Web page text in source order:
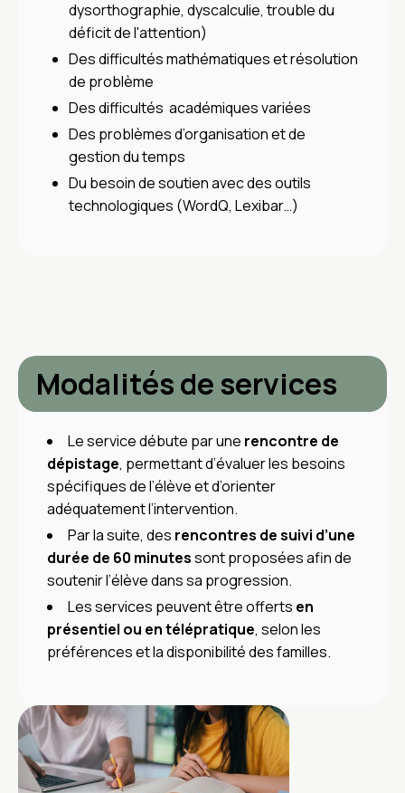
dysorthographie, dyscalculie, trouble du
déficit de l'attention)
Des difficultés mathématiques et résolution
de problème
Des difficultés académiques variées
Des problèmes d’organisation et de
gestion du temps
Du besoin de soutien avec des outils
technologiques (WordQ, Lexibar…)
Modalités de services
Le service débute par une rencontre de
dépistage, permettant d’évaluer les besoins
spécifiques de l’élève et d’orienter
adéquatement l’intervention.
Par la suite, des rencontres de suivi d’une
durée de 60 minutessont proposées afin de
soutenir l’élève dans sa progression.
Les services peuvent être offerts en
présentiel ou en télépratique, selon les
préférences et la disponibilité des familles.